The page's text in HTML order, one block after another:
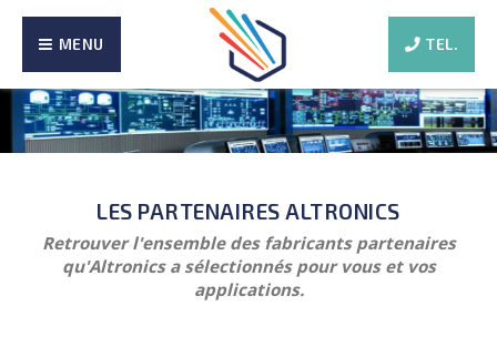
TEL.
MENU
LES PARTENAIRES ALTRONICS
Retrouver l'ensemble des fabricants partenaires
qu'Altronics a sélectionnés pour vous et vos
applications.